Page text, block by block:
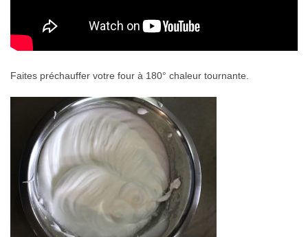
Faites préchauffer votre four à 180° chaleur tournante.